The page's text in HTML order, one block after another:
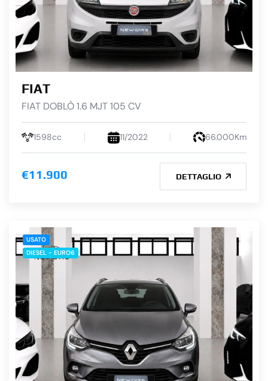
FIAT
FIAT DOBLÒ 1.6 MJT 105 CV
1598cc 11/2022 66.000Km
€11.900 DETTAGLIO
USATO
DIESEL - EURO6